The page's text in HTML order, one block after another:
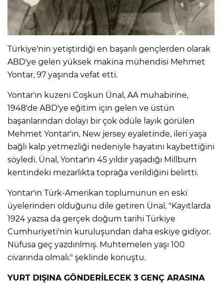
Türkiye'nin yetiştirdiği en başarılı gençlerden olarak
ABD'ye gelen yüksek makina mühendisi Mehmet
Yontar, 97 yaşında vefat etti.
Yontar'ın kuzeni Coşkun Ünal, AA muhabirine,
1948'de ABD'ye eğitim için gelen ve üstün
başarılarından dolayı bir çok ödüle layık görülen
Mehmet Yontar'ın, New jersey eyaletinde, ileri yaşa
bağlı kalp yetmezliği nedeniyle hayatını kaybettiğini
söyledi. Ünal, Yontar'ın 45 yıldır yaşadığı Millburn
kentindeki mezarlıkta toprağa verildiğini belirtti.
Yontar'ın Türk-Amerikan toplumunun en eski
üyelerinden olduğunu dile getiren Ünal, "Kayıtlarda
1924 yazsa da gerçek doğum tarihi Türkiye
Cumhuriyeti'nin kuruluşundan daha eskiye gidiyor.
Nüfusa geç yazdırılmış. Muhtemelen yaşı 100
civarında olmalı." şeklinde konuştu.
YURT DIŞINA GÖNDERİLECEK 3 GENÇ ARASINA